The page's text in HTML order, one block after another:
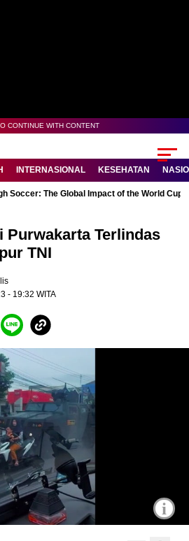
CONTINUE WITH CONTENT
INTERNASIONAL KESEHATAN
Soccer: The Global Impact of the World Cup
Purwakarta Terlindas
TNI
- 19:32 WITA
i